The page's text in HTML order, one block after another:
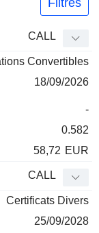
Levier Parité
CALL
Convertibles
18/09/2026
-
0.582
58,72 EUR
CALL
Certificats Divers
25/09/2028